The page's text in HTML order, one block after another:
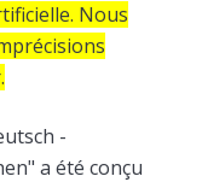
Nous
-
a été conçu